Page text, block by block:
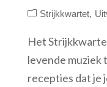
Strijkkwartet
Het
levende muziek
recepties dat je